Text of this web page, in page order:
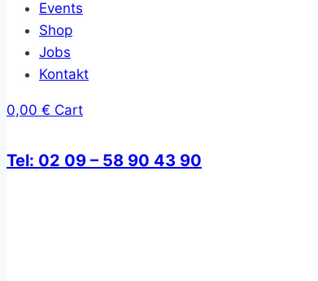
Events
Shop
Jobs
Kontakt
0,00 € Cart
Tel: 02 09 – 58 90 43 90